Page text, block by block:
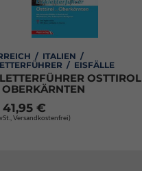
/ ITALIEN /
/ EISFÄLLE
OSTTIROL
41,95 €
Versandkostenfrei)